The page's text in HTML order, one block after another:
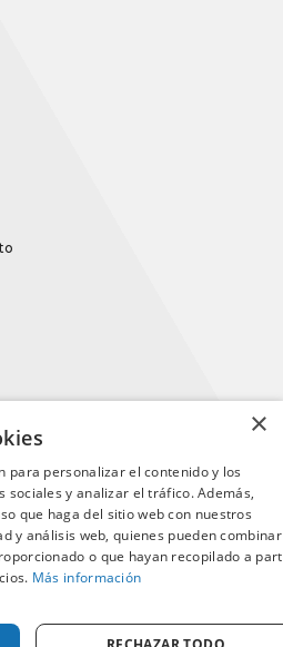
×
para personalizar el contenido y los
sociales y analizar el tráfico. Además,
que haga del sitio web con nuestros
y análisis web, quienes pueden
o que hayan recopilado a
Más información